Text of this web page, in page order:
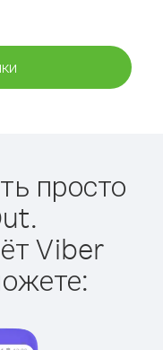
просто
Viber